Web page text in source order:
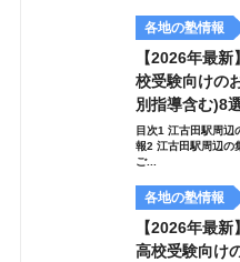
各地の塾情報
【2026年最
校受験向けの
別指導含む)8
目次1 江古田駅周辺
報2 江古田駅周辺の
ご...
各地の塾情報
【2026年最
高校受験向け